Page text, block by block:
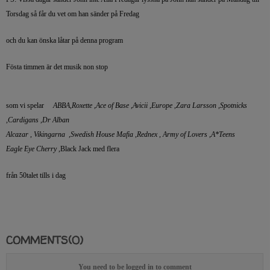
Torsdag så får du vet om han sänder på Fredag
och du kan önska låtar på denna program
Fösta timmen är det musik non stop
som vi spelar ABBA,Roxette ,Ace of Base ,Avicii ,Europe ,Zara Larsson ,Spotnicks
,Cardigans ,Dr Alban
Alcazar , Vikingarna ,Swedish House Mafia ,Rednex , Army of Lovers ,A*Teens
Eagle Eye Cherry,Black Jack med flera
från 50talet tills i dag
COMMENTS(0)
You need to be logged in to comment